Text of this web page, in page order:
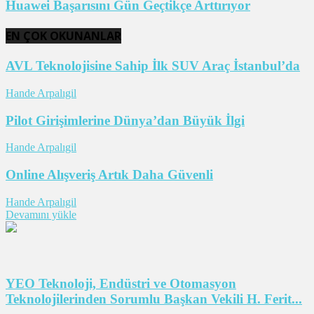
Huawei Başarısını Gün Geçtikçe Arttırıyor
EN ÇOK OKUNANLAR
AVL Teknolojisine Sahip İlk SUV Araç İstanbul’da
Hande Arpalıgil
Pilot Girişimlerine Dünya’dan Büyük İlgi
Hande Arpalıgil
Online Alışveriş Artık Daha Güvenli
Hande Arpalıgil
Devamını yükle
YEO Teknoloji, Endüstri ve Otomasyon
Teknolojilerinden Sorumlu Başkan Vekili H. Ferit...